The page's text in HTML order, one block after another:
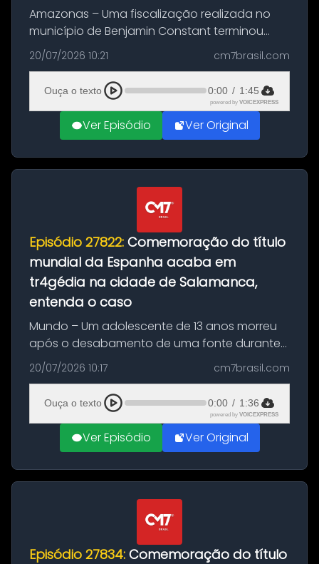
Amazonas – Uma fiscalização realizada no
município de Benjamin Constant terminou
com a apreensão de aproximadamente 115
quilos de entorpecentes em uma
embarcação atracada no porto da cidade. O
materia...
20/07/2026 10:21 cm7brasil.com
Ouça o texto 0:00 / 1:45
powered by VOICEXPRESS
Ver Episódio Ver Original
Episódio 27822: Comemoração do título
mundial da Espanha acaba em
tr4gédia na cidade de Salamanca,
entenda o caso
Mundo – Um adolescente de 13 anos morreu
após o desabamento de uma fonte durante
as comemorações pelo título da Copa do
Mundo conquistado pela Espanha, em
Ciudad Rodrigo, na província de Salamanca,
no...
20/07/2026 10:17 cm7brasil.com
Ouça o texto 0:00 / 1:36
powered by VOICEXPRESS
Ver Episódio Ver Original
Episódio 27834: Comemoração do título